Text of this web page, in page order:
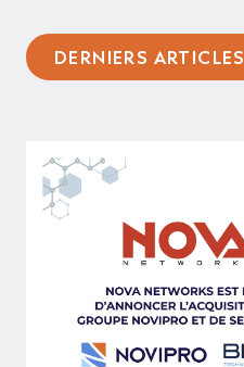
DERNIERS ARTICLES